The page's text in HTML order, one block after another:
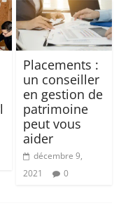
Placements :
un conseiller
en gestion de
patrimoine
peut vous
aider
décembre 9,
2021
0